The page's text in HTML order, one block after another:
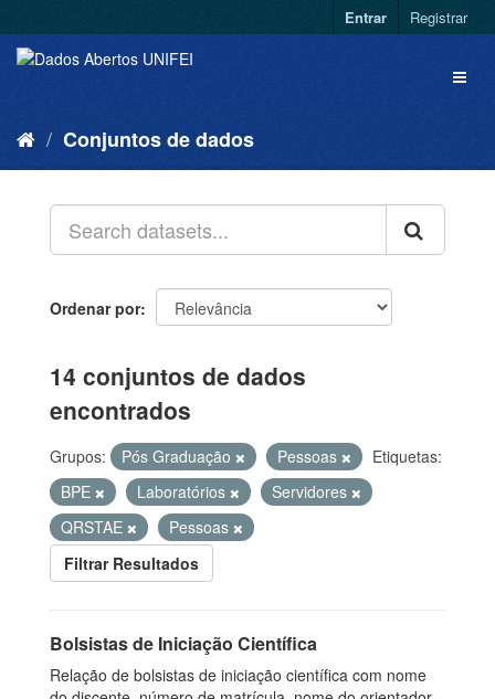
Entrar Registrar
Conjuntos de dados
Ordenar por
14 conjuntos de dados
encontrados
Grupos: Pós Graduação Pessoas
Etiquetas:
BPE
Laboratórios
Servidores
QRSTAE
Pessoas
Filtrar Resultados
Bolsistas de Iniciação Científica
Relação de bolsistas de iniciação científica com nome